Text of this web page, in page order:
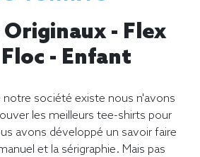
- Flex
- Enfant
notre société existe nous n'avons
les meilleurs tee-shirts pour
avons développé un savoir faire
et la sérigraphie. Mais pas